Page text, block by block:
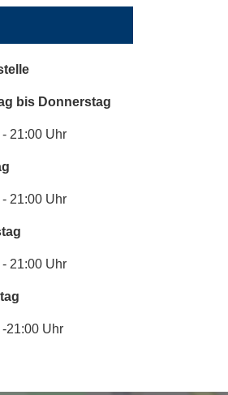
bis Donnerstag
21:00 Uhr
21:00 Uhr
21:00 Uhr
21:00 Uhr